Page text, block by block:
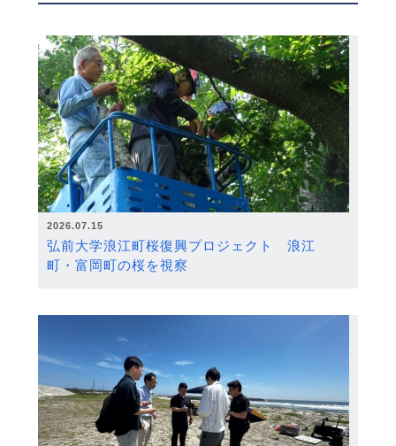
2026.07.15
弘前大学浪江町桜復興プロジェクト 浪江
町・富岡町の桜を視察